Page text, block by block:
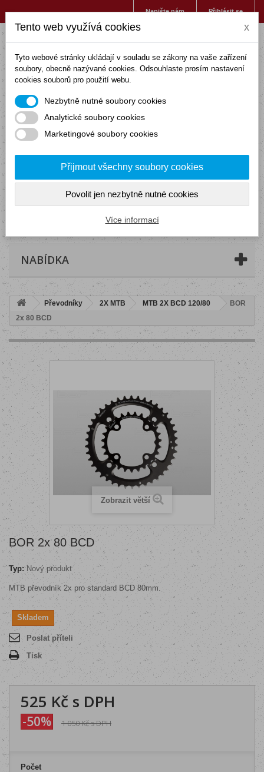
Přihlásit se
Napište nám
(prázdný)
NABÍDKA
Převodníky 2X MTB MTB 2X BCD 120/80
BOR
2x 80 BCD
Zobrazit větší
BOR 2x 80 BCD
Typ: Nový produkt
MTB převodník 2x pro standard BCD 80mm.
Skladem
Poslat příteli
Tisk
525 Kč s DPH
-50% 1 050 Kčs DPH
Počet
Tento web využívá cookies x
Tyto webové stránky ukládají v souladu se zákony na vaše zařízení
soubory, obecně nazývané cookies. Odsouhlaste prosím nastavení
cookies souborů pro použití webu.
Nezbytně nutné soubory cookies
Analytické soubory cookies
Marketingové soubory cookies
Přijmout všechny soubory cookies
Povolit jen nezbytně nutné cookies
Více informací